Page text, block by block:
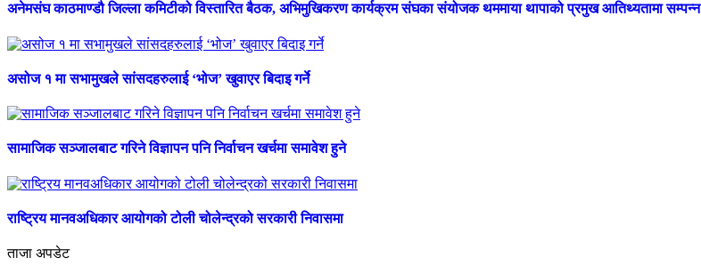
अनेमसंघ काठमाण्डौ जिल्ला कमिटीको विस्तारित बैठक, अभिमुखिकरण कार्यक्रम संघका संयोजक थममाया थापाको प्रमुख आतिथ्यतामा सम्पन्न
असोज १ मा सभामुखले सांसदहरुलाई ‘भोज’ खुवाएर बिदाइ गर्ने
सामाजिक सञ्जालबाट गरिने विज्ञापन पनि निर्वाचन खर्चमा समावेश हुने
राष्ट्रिय मानवअधिकार आयोगको टोली चोलेन्द्रको सरकारी निवासमा
ताजा अपडेट